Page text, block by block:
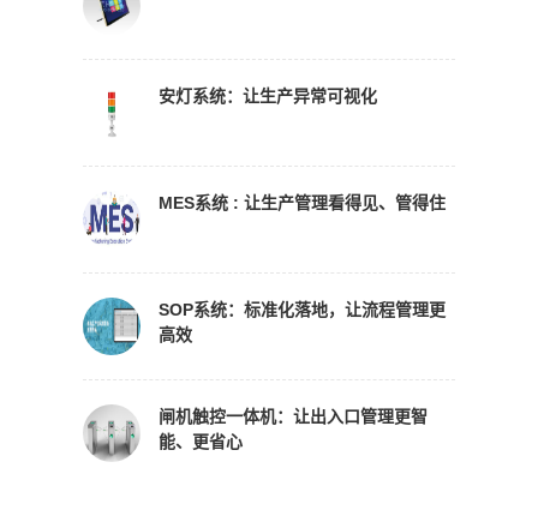
安灯系统：让生产异常可视化
MES系统 : 让生产管理看得见、管得住
SOP系统：标准化落地，让流程管理更
高效
闸机触控一体机：让出入口管理更智
能、更省心